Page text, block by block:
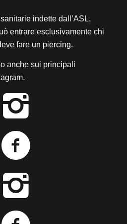
indette dall’ASL,
entrare esclusivamente chi
fare un piercing.
anche sui principali